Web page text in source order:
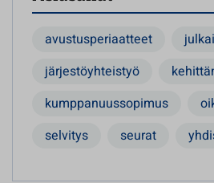
avustusperiaatteet
järjestöyhteistyö
kumppanuussopimus
selvitys
seurat